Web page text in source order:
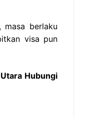
masa berlaku
visa pun
Hubungi